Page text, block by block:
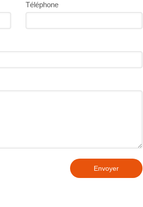
Téléphone
Envoyer